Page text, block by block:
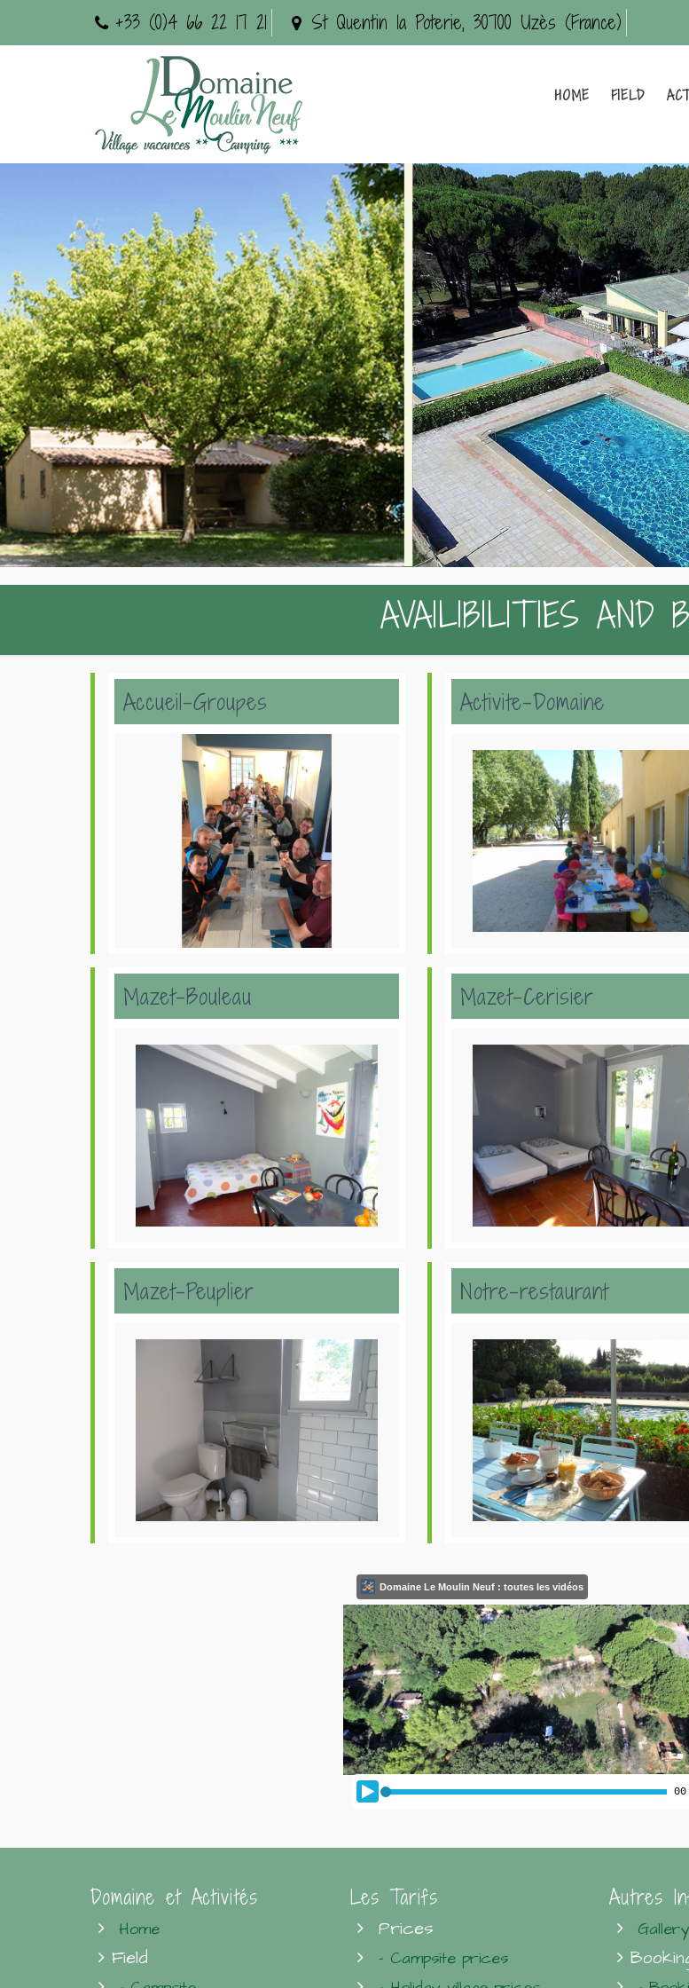
+33 (0)4 66 22 17 21 St Quentin la Poterie, 30700 Uzès (France)
HOME FIELD
AVAILIBILITIES AND
Accueil-Groupes Activite-Domaine
Mazet-Bouleau Mazet-Cerisier
Mazet-Peuplier Notre-restaurant
Domaine et Activités
Home
Field
Les Tarifs
Prices
- Campsite prices
Autres
Gallery